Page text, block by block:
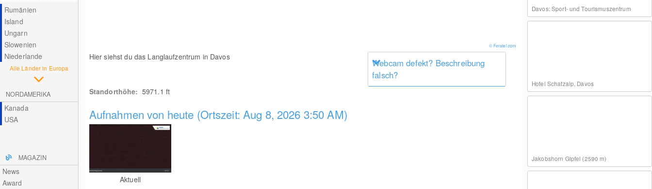
Rumänien
Island
Ungarn
Slowenien
Niederlande
Alle Länder in Europa
NORDAMERIKA
Kanada
USA
MAGAZIN
News
Award
© Feratel.com
Hier siehst du das Langlaufzentrum in Davos
Webcam defekt? Beschreibung
falsch?
Standorthöhe: 5971.1 ft
Aufnahmen von heute (Ortszeit: Aug 8, 2026 3:50 AM)
Aktuell
Davos: Sport- und Tourismuszentrum
Hotel Schatzalp, Davos
Jakobshorn Gipfel (2590 m)